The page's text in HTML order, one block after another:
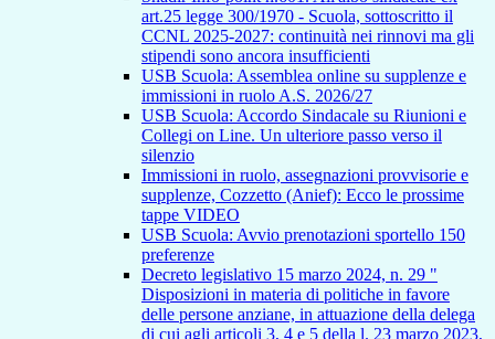
art.25 legge 300/1970 - Scuola, sottoscritto il
CCNL 2025-2027: continuità nei rinnovi ma gli
stipendi sono ancora insufficienti
USB Scuola: Assemblea online su supplenze e
immissioni in ruolo A.S. 2026/27
USB Scuola: Accordo Sindacale su Riunioni e
Collegi on Line. Un ulteriore passo verso il
silenzio
Immissioni in ruolo, assegnazioni provvisorie e
supplenze, Cozzetto (Anief): Ecco le prossime
tappe VIDEO
USB Scuola: Avvio prenotazioni sportello 150
preferenze
Decreto legislativo 15 marzo 2024, n. 29 "
Disposizioni in materia di politiche in favore
delle persone anziane, in attuazione della delega
di cui agli articoli 3, 4 e 5 della l. 23 marzo 2023,